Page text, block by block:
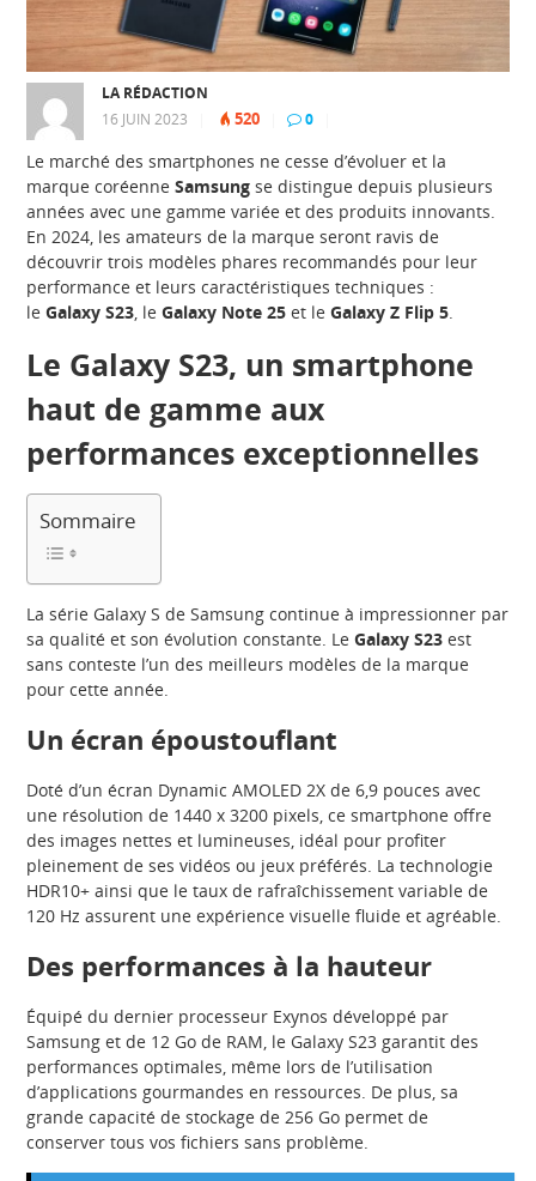
LA RÉDACTION
16 JUIN 2023
520 0
Le marché des smartphones ne cesse d’évoluer et la
marque coréenneSamsung se distingue depuis plusieurs
années avec une gamme variée et des produits innovants.
En 2024, les amateurs de la marque seront ravis de
découvrir trois modèles phares recommandés pour leur
performance et leurs caractéristiques techniques :
leGalaxy S23, leGalaxy Note 25 et leGalaxy Z Flip 5.
Le Galaxy S23, un smartphone
haut de gamme aux
performances exceptionnelles
Sommaire
La série Galaxy S de Samsung continue à impressionner par
sa qualité et son évolution constante. LeGalaxy S23 est
sans conteste l’un des meilleurs modèles de la marque
pour cette année.
Un écran époustouflant
Doté d’un écran Dynamic AMOLED 2X de 6,9 pouces avec
une résolution de 1440 x 3200 pixels, ce smartphone offre
des images nettes et lumineuses, idéal pour profiter
pleinement de ses vidéos ou jeux préférés. La technologie
HDR10+ ainsi que le taux de rafraîchissement variable de
120 Hz assurent une expérience visuelle fluide et agréable.
Des performances à la hauteur
Équipé du dernier processeur Exynos développé par
Samsung et de 12 Go de RAM, le Galaxy S23 garantit des
performances optimales, même lors de l’utilisation
d’applications gourmandes en ressources. De plus, sa
grande capacité de stockage de 256 Go permet de
conserver tous vos fichiers sans problème.